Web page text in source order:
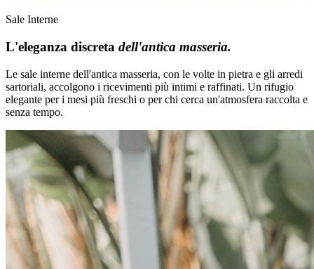
Sale Interne
L'eleganza discreta dell'antica masseria.
Le sale interne dell'antica masseria, con le volte in pietra e gli arredi
sartoriali, accolgono i ricevimenti più intimi e raffinati. Un rifugio
elegante per i mesi più freschi o per chi cerca un'atmosfera raccolta e
senza tempo.